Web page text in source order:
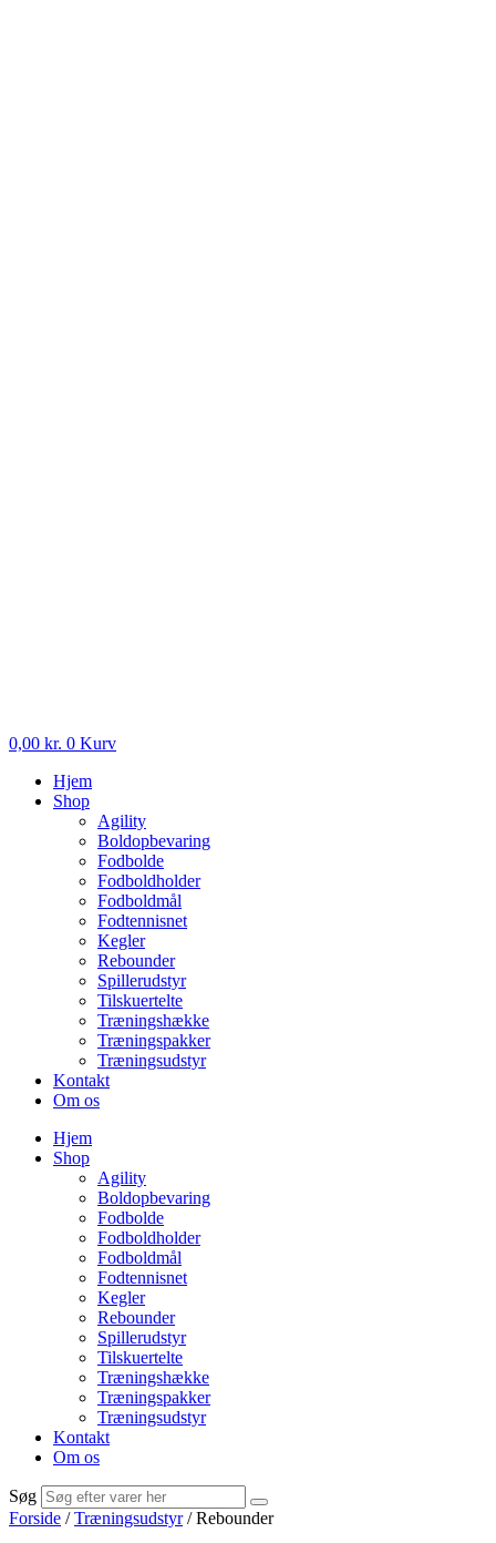
0,00 kr. 0 Kurv
Hjem
Shop
Agility
Boldopbevaring
Fodbolde
Fodboldholder
Fodboldmål
Fodtennisnet
Kegler
Rebounder
Spillerudstyr
Tilskuertelte
Træningshække
Træningspakker
Træningsudstyr
Kontakt
Om os
Hjem
Shop
Agility
Boldopbevaring
Fodbolde
Fodboldholder
Fodboldmål
Fodtennisnet
Kegler
Rebounder
Spillerudstyr
Tilskuertelte
Træningshække
Træningspakker
Træningsudstyr
Kontakt
Om os
Søg
Forside /Træningsudstyr/ Rebounder